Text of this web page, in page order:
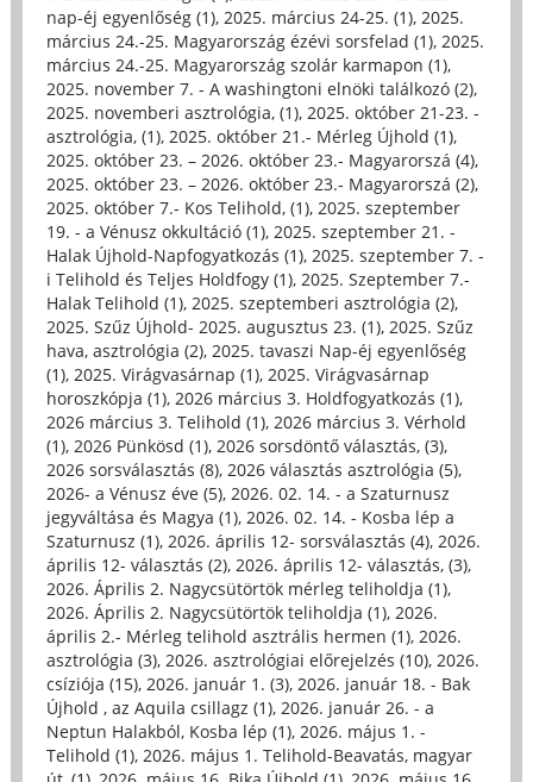
nap-éj egyenlőség (1), 2025. március 24-25. (1), 2025.
március 24.-25. Magyarország ézévi sorsfelad (1), 2025.
március 24.-25. Magyarország szolár karmapon (1),
2025. november 7. - A washingtoni elnöki találkozó (2),
2025. novemberi asztrológia, (1), 2025. október 21-23. -
asztrológia, (1), 2025. október 21.- Mérleg Újhold (1),
2025. október 23. – 2026. október 23.- Magyarorszá (4),
2025. október 23. – 2026. október 23.- Magyarorszá (2),
2025. október 7.- Kos Telihold, (1), 2025. szeptember
19. - a Vénusz okkultáció (1), 2025. szeptember 21. -
Halak Újhold-Napfogyatkozás (1), 2025. szeptember 7. -
i Telihold és Teljes Holdfogy (1), 2025. Szeptember 7.-
Halak Telihold (1), 2025. szeptemberi asztrológia (2),
2025. Szűz Újhold- 2025. augusztus 23. (1), 2025. Szűz
hava, asztrológia (2), 2025. tavaszi Nap-éj egyenlőség
(1), 2025. Virágvasárnap (1), 2025. Virágvasárnap
horoszkópja (1), 2026 március 3. Holdfogyatkozás (1),
2026 március 3. Telihold (1), 2026 március 3. Vérhold
(1), 2026 Pünkösd (1), 2026 sorsdöntő választás, (3),
2026 sorsválasztás (8), 2026 választás asztrológia (5),
2026- a Vénusz éve (5), 2026. 02. 14. - a Szaturnusz
jegyváltása és Magya (1), 2026. 02. 14. - Kosba lép a
Szaturnusz (1), 2026. április 12- sorsválasztás (4), 2026.
április 12- választás (2), 2026. április 12- választás, (3),
2026. Április 2. Nagycsütörtök mérleg teliholdja (1),
2026. Április 2. Nagycsütörtök teliholdja (1), 2026.
április 2.- Mérleg telihold asztrális hermen (1), 2026.
asztrológia (3), 2026. asztrológiai előrejelzés (10), 2026.
csíziója (15), 2026. január 1. (3), 2026. január 18. - Bak
Újhold , az Aquila csillagz (1), 2026. január 26. - a
Neptun Halakból, Kosba lép (1), 2026. május 1. -
Telihold (1), 2026. május 1. Telihold-Beavatás, magyar